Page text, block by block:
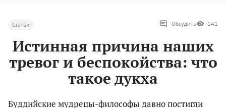
Статьи Обсудить 141
Истинная причина наших
тревог и беспокойства: что
такое дукха
Буддийские мудрецы-философы давно постигли